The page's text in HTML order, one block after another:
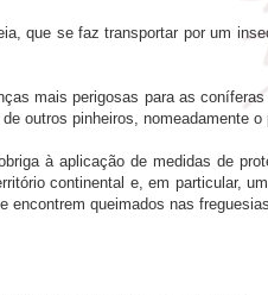
que se faz transportar por um
mais perigosas para as
outros pinheiros, nomeadamente o
à aplicação de medidas de
continental e, em particular,
encontrem queimados nas